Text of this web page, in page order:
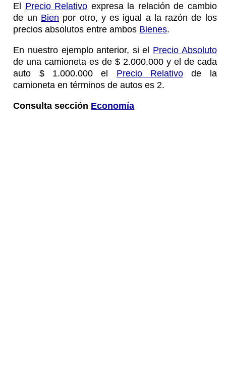
El Precio Relativo expresa la relación de cambio
de un Bien por otro, y es igual a la razón de los
precios absolutos entre ambos Bienes.
En nuestro ejemplo anterior, si el Precio Absoluto
de una camioneta es de $ 2.000.000 y el de cada
auto $ 1.000.000 el Precio Relativo de la
camioneta en términos de autos es 2.
Consulta sección Economía